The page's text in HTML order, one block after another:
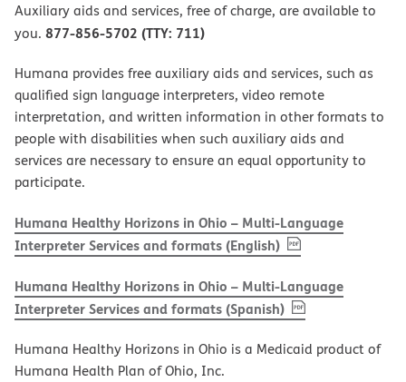
Auxiliary aids and services, free of charge, are available to
you. 877-856-5702 (TTY: 711)
Humana provides free auxiliary aids and services, such as
qualified sign language interpreters, video remote
interpretation, and written information in other formats to
people with disabilities when such auxiliary aids and
services are necessary to ensure an equal opportunity to
participate.
Humana Healthy Horizons in Ohio – Multi-Language
Interpreter Services and formats (English), PDF(opens in new
Humana Healthy Horizons in Ohio – Multi-Language
Interpreter Services and formats (Spanish), PDF(opens in new
Humana Healthy Horizons in Ohio is a Medicaid product of
Humana Health Plan of Ohio, Inc.